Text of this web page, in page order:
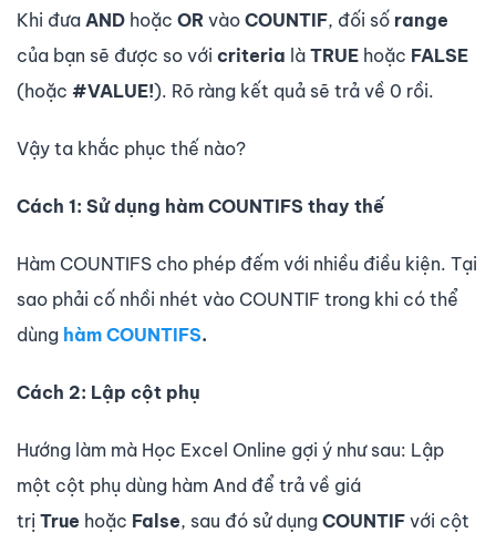
Khi đưa AND hoặc OR vào COUNTIF, đối số range
của bạn sẽ được so với criteria là TRUE hoặc FALSE
(hoặc #VALUE!). Rõ ràng kết quả sẽ trả về 0 rồi.
Vậy ta khắc phục thế nào?
Cách 1: Sử dụng hàm COUNTIFS thay thế
Hàm COUNTIFS cho phép đếm với nhiều điều kiện. Tại
sao phải cố nhồi nhét vào COUNTIF trong khi có thể
dùng hàm COUNTIFS.
Cách 2: Lập cột phụ
Hướng làm mà Học Excel Online gợi ý như sau: Lập
một cột phụ dùng hàm And để trả về giá
trị True hoặc False, sau đó sử dụng COUNTIF với cột